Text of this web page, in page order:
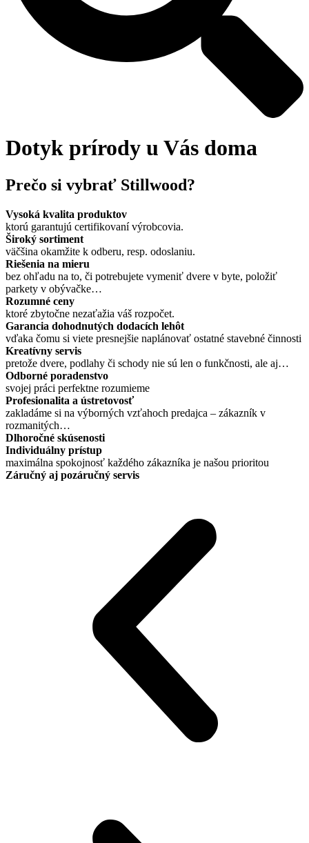
Dotyk prírody u Vás doma
Prečo si vybrať Stillwood?
Vysoká kvalita produktov
ktorú garantujú certifikovaní výrobcovia.
Široký sortiment
väčšina okamžite k odberu, resp. odoslaniu.
Riešenia na mieru
bez ohľadu na to, či potrebujete vymeniť dvere v byte, položiť
parkety v obývačke…
Rozumné ceny
ktoré zbytočne nezaťažia váš rozpočet.
Garancia dohodnutých dodacích lehôt
vďaka čomu si viete presnejšie naplánovať ostatné stavebné činnosti
Kreatívny servis
pretože dvere, podlahy či schody nie sú len o funkčnosti, ale aj…
Odborné poradenstvo
svojej práci perfektne rozumieme
Profesionalita a ústretovosť
zakladáme si na výborných vzťahoch predajca – zákazník v
rozmanitých…
Dlhoročné skúsenosti
Individuálny prístup
maximálna spokojnosť každého zákazníka je našou prioritou
Záručný aj pozáručný servis